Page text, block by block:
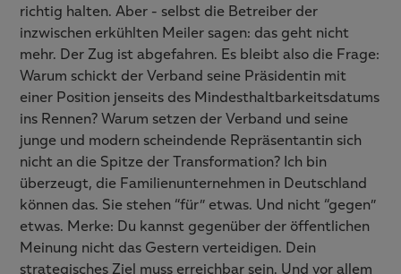
richtig halten. Aber - selbst die Betreiber der
inzwischen erkühlten Meiler sagen: das geht nicht
mehr. Der Zug ist abgefahren. Es bleibt also die Frage:
Warum schickt der Verband seine Präsidentin mit
einer Position jenseits des Mindesthaltbarkeitsdatums
ins Rennen? Warum setzen der Verband und seine
junge und modern scheindende Repräsentantin sich
nicht an die Spitze der Transformation? Ich bin
überzeugt, die Familienunternehmen in Deutschland
können das. Sie stehen “für” etwas. Und nicht “gegen”
etwas. Merke: Du kannst gegenüber der öffentlichen
Meinung nicht das Gestern verteidigen. Dein
strategisches Ziel muss erreichbar sein. Und vor allem